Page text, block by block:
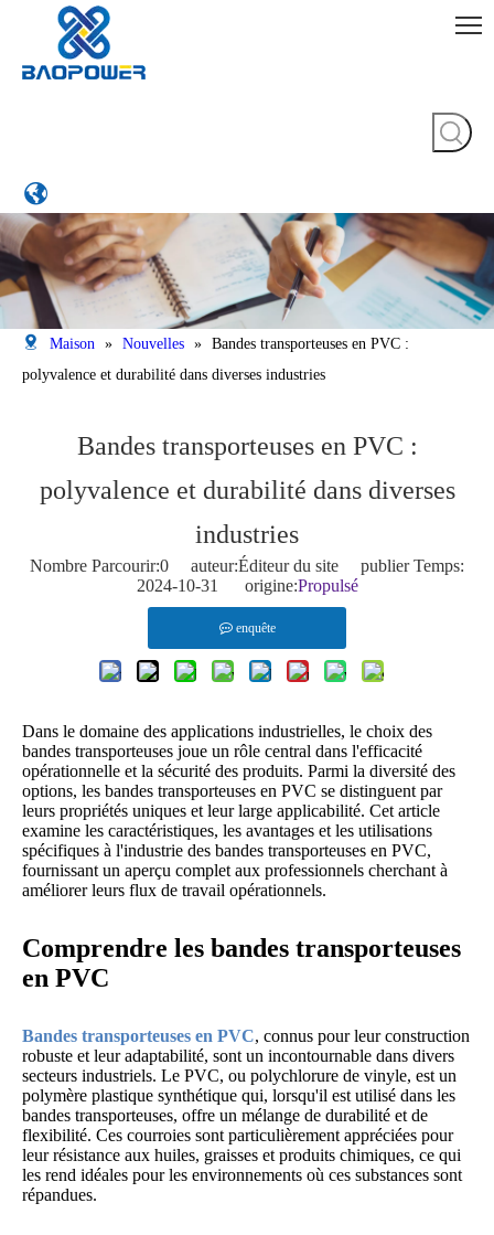
Maison » Nouvelles » Bandes transporteuses en PVC :
polyvalence et durabilité dans diverses industries
Bandes transporteuses en PVC :
polyvalence et durabilité dans diverses
industries
Nombre Parcourir:0 auteur:Éditeur du site publier Temps:
2024-10-31 origine:Propulsé
enquête
Dans le domaine des applications industrielles, le choix des
bandes transporteuses joue un rôle central dans l'efficacité
opérationnelle et la sécurité des produits. Parmi la diversité des
options, les bandes transporteuses en PVC se distinguent par
leurs propriétés uniques et leur large applicabilité. Cet article
examine les caractéristiques, les avantages et les utilisations
spécifiques à l'industrie des bandes transporteuses en PVC,
fournissant un aperçu complet aux professionnels cherchant à
améliorer leurs flux de travail opérationnels.
Comprendre les bandes transporteuses
en PVC
Bandes transporteuses en PVC, connus pour leur construction
robuste et leur adaptabilité, sont un incontournable dans divers
secteurs industriels. Le PVC, ou polychlorure de vinyle, est un
polymère plastique synthétique qui, lorsqu'il est utilisé dans les
bandes transporteuses, offre un mélange de durabilité et de
flexibilité. Ces courroies sont particulièrement appréciées pour
leur résistance aux huiles, graisses et produits chimiques, ce qui
les rend idéales pour les environnements où ces substances sont
répandues.